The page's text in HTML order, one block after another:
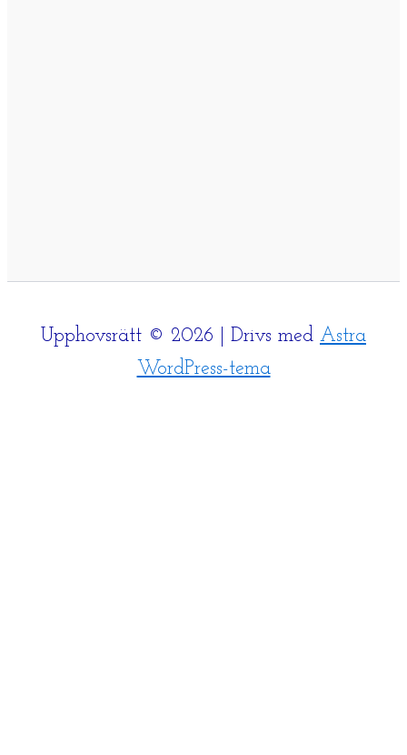
Upphovsrätt © 2026 | Drivs med Astra
WordPress-tema